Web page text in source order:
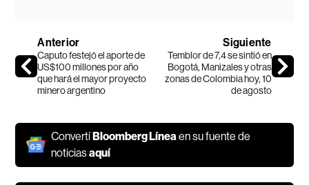
Anterior
Caputo festejó el aporte de
US$100 millones por año
que hará el mayor proyecto
minero argentino
Siguiente
Temblor de 7,4 se sintió en
Bogotá, Manizales y otras
zonas de Colombia hoy, 10
de agosto
ConvertíBloomberg Líneaen su fuente de
noticiasaquí